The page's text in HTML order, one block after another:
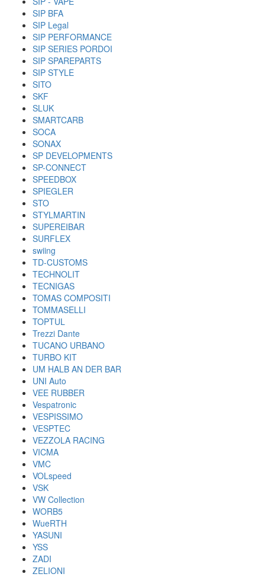
SIP BFA
SIP Legal
SIP PERFORMANCE
SIP SERIES PORDOI
SIP SPAREPARTS
SIP STYLE
SITO
SKF
SLUK
SMARTCARB
SOCA
SONAX
SP DEVELOPMENTS
SP-CONNECT
SPEEDBOX
SPIEGLER
STO
STYLMARTIN
SUPEREIBAR
SURFLEX
swiing
TD-CUSTOMS
TECHNOLIT
TECNIGAS
TOMAS COMPOSITI
TOMMASELLI
TOPTUL
Trezzi Dante
TUCANO URBANO
TURBO KIT
UM HALB AN DER BAR
UNI Auto
VEE RUBBER
Vespatronic
VESPISSIMO
VESPTEC
VEZZOLA RACING
VICMA
VMC
VOLspeed
VSK
VW Collection
WORB5
WueRTH
YASUNI
YSS
ZADI
ZELIONI